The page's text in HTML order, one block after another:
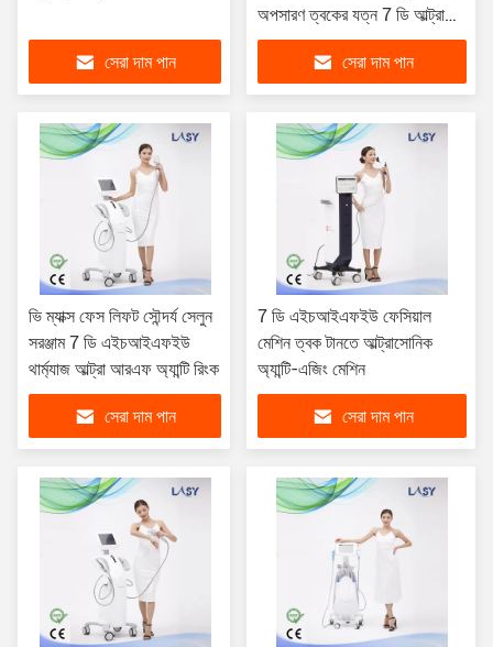
সেরা দাম পান
অপসারণ ত্বকের যত্ন 7 ডি আল্ট্রাফর্ম
4 ডি কার্টিজ
সেরা দাম পান
ভি ম্যাক্স ফেস লিফট সৌন্দর্য সেলুন
সরঞ্জাম 7 ডি এইচআইএফইউ
থার্ম্যাজ আল্ট্রা আরএফ অ্যান্টি রিংক
সেরা দাম পান
7 ডি এইচআইএফইউ ফেসিয়াল
মেশিন ত্বক টানতে আল্ট্রাসোনিক
অ্যান্টি-এজিং মেশিন
সেরা দাম পান